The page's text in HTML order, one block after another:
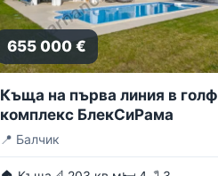
655 000 €
Къща на първа линия в голф
комплекс БлекСиРама
📍 Балчик